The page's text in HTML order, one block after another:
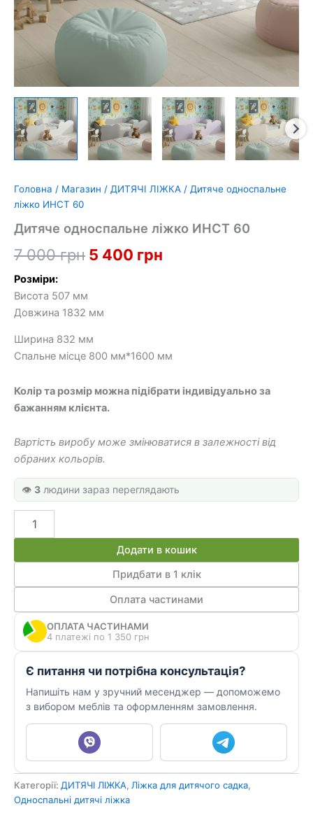
Головна / Магазин / ДИТЯЧІ ЛІЖКА / Дитяче односпальне
ліжко ИНСТ 60
Дитяче односпальне ліжко ИНСТ 60
7 000грн Оригінальна
5 400 грн
Розміри:
Висота 507 мм
Довжина 1832 мм
Ширина 832 мм
Спальне місце 800 мм*1600 мм
Колір та розмір можна підібрати індивідуально за
бажанням клієнта.
Вартість виробу може змінюватися в залежності від
обраних кольорів.
👁️ 3 людини зараз переглядають
односпальне
ИНСТ
кількість
Додати в кошик
Придбати в 1 клік
Оплата частинами
ОПЛАТА ЧАСТИНАМИ
4 платежі по 1 350 грн
Є питання чи потрібна консультація?
Напишіть нам у зручний месенджер — допоможемо
з вибором меблів та оформленням замовлення.
Категорії: ДИТЯЧІ ЛІЖКА, Ліжка для дитячого садка,
Односпальні дитячі ліжка